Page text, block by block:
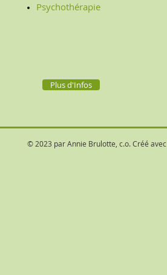
Psychothérapie
Plus d'Infos
© 2023 par Annie Brulotte, c.o. Créé avec